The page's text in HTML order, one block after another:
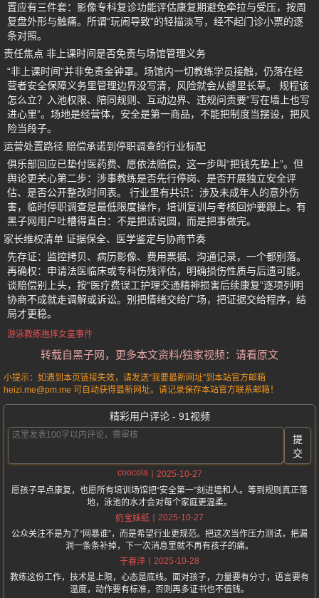
置应有三件套：影像专科复诊功能评估康复期避免牵拉与受压，按周
复盘外形与触痛。所谓“玩闹导致”的轻描淡写，经不起门诊小票的逐
条对照。
责任焦点 非上课时间是否免责与场馆管理义务
“非上课时间”并非免责金钟罩。场馆内一切教练学员接触，仍落在经
营者安全保障义务里管理边界没写清，风险就会从缝里长草。 规程该
怎么立？入池权限、陪同规则、互动边界、违规问责要“写在墙上也写
进心里”。场地是经营体，安全是第一商品，不能把制度当摆设，把风
险当段子。
运营处置路径 赔偿承诺到停职调查的行业标配
俱乐部回应已垫付医药费、愿依法赔偿，这一步叫“把钱先垫上”。但
舆论更关心第二步：涉事教练是否先行停岗、是否开展独立安全评
估、是否公开整改时间表。 行业里有共识：涉及未成年人的意外伤
害，临时停职调查是最低限度操作，培训复训与考核回炉要跟上。有
黑子网用户吐槽得直白：不是把话说圆，而是把事做完。
家长维权清单 证据保全、医学鉴定与协商节奏
先存证：监控拷贝、病历影像、费用票据、沟通记录，一个都别落。
再确权：申请法医临床或专科伤残评估，明确损伤性质与后遗可能。
谈赔偿别上头，按“医疗费误工护理交通精神损害后续康复”逐项列明
协商不成就走调解或诉讼。别把情绪交给广场，把证据交给程序，结
局才更稳。
游泳教练抱摔女童事件
转载自黑子网，更多本文资料/独家视频：请看原文
小提示：如遇到本页链接失效，请发送“我要最新网址”到本站官方邮箱
heizi.me@pm.me 可自动获得最新网址。请记录保存本站官方联系邮箱！
精彩用户评论 - 91视频
提
交
coocola
2025-10-27
愿孩子早点康复，也愿所有培训场馆把“安全第一”刻进墙和人。等到规则真正落
地，泳池的水才会对每个家庭更温柔。
奶宝妹纸
2025-10-27
公众关注不是为了“网暴谁”，而是希望行业更规范。把这次当作压力测试，把漏
洞一条条补掉，下一次消息里就不再有孩子的痛。
于春洋
2025-10-28
教练这份工作，技术是上限，心态是底线。面对孩子，力量要有分寸，语言要有
温度，动作要有标准，否则再多证书也不值钱。